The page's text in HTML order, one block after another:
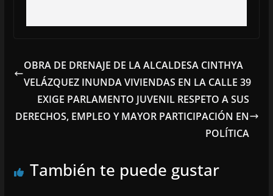
OBRA DE DRENAJE DE LA ALCALDESA CINTHYA
VELÁZQUEZ INUNDA VIVIENDAS EN LA CALLE 39
EXIGE PARLAMENTO JUVENIL RESPETO A SUS
DERECHOS, EMPLEO Y MAYOR PARTICIPACIÓN EN
POLÍTICA
También te puede gustar